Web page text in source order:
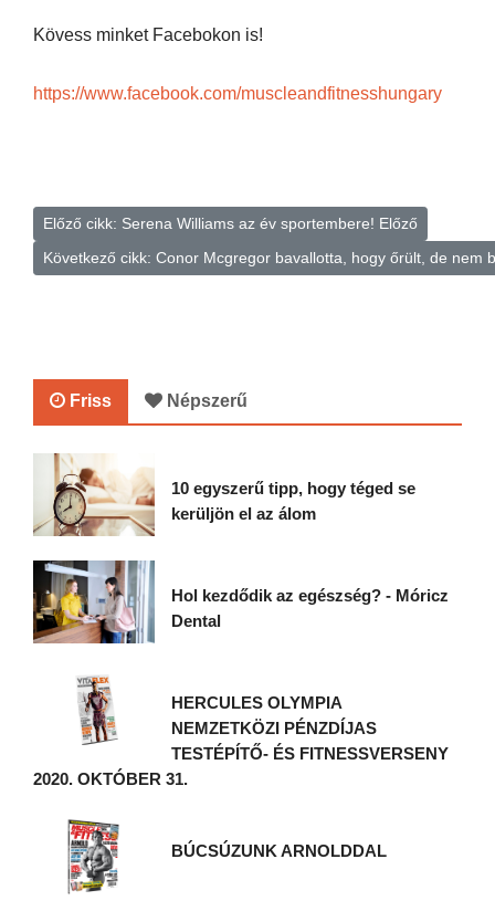
Kövess minket Facebokon is!
https://www.facebook.com/muscleandfitnesshungary
Előző cikk: Serena Williams az év sportembere! Előző
Következő cikk: Conor Mcgregor bavallotta, hogy őrült, de nem
Friss Népszerű
10 egyszerű tipp, hogy téged se
kerüljön el az álom
Hol kezdődik az egészség? - Móricz
Dental
HERCULES OLYMPIA
NEMZETKÖZI PÉNZDÍJAS
TESTÉPÍTŐ- ÉS FITNESSVERSENY
2020. OKTÓBER 31.
BÚCSÚZUNK ARNOLDDAL